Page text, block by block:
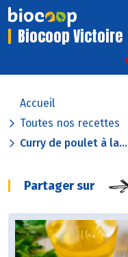
Biocoop Victoire
Accueil
Toutes nos recettes
Curry de poulet à la...
Partager sur